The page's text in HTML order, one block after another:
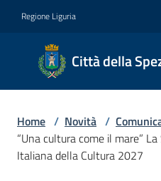
Regione Liguria
Città della
Città
della
Medaglia
d'oro al
Home / Novità /
“Una cultura come il mare”
Italiana della Cultura 2027